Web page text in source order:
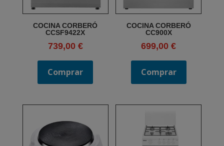
COCINA CORBERÓ
CCSF9422X
739,00 €
Comprar
COCINA CORBERÓ
CC900X
699,00€
Comprar